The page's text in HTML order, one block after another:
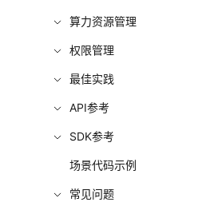
算力资源管理
权限管理
最佳实践
API参考
SDK参考
场景代码示例
常见问题